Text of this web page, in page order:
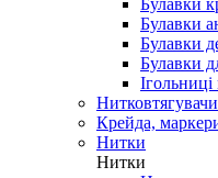
Булавки
Булавки
Булавки
Булавки
Ігольниці
Нитковтягувачи
Крейда,
Нитки
Нитки